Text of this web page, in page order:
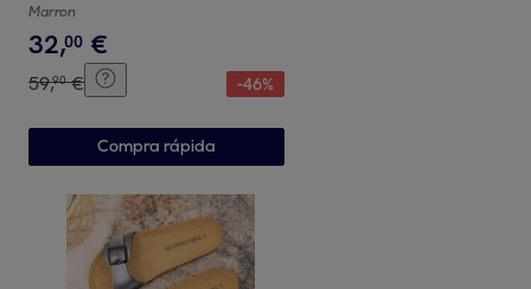
Marron
32,00 €
59,90 € -46%
Compra rápida